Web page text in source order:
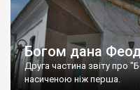
Богом дана
Друга частина звіту про
насиченою ніж перша.